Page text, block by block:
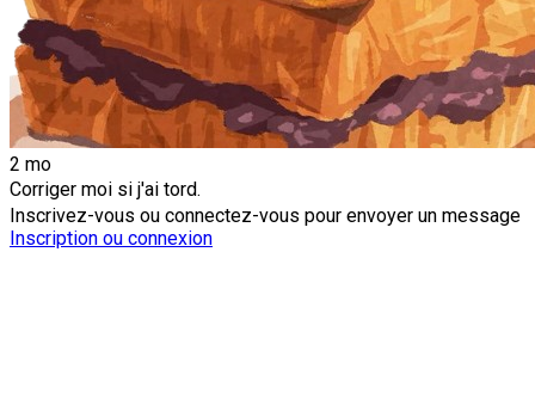
2 mo
Corriger moi si j'ai tord.
Inscrivez-vous ou connectez-vous pour envoyer un message
Inscription ou connexion